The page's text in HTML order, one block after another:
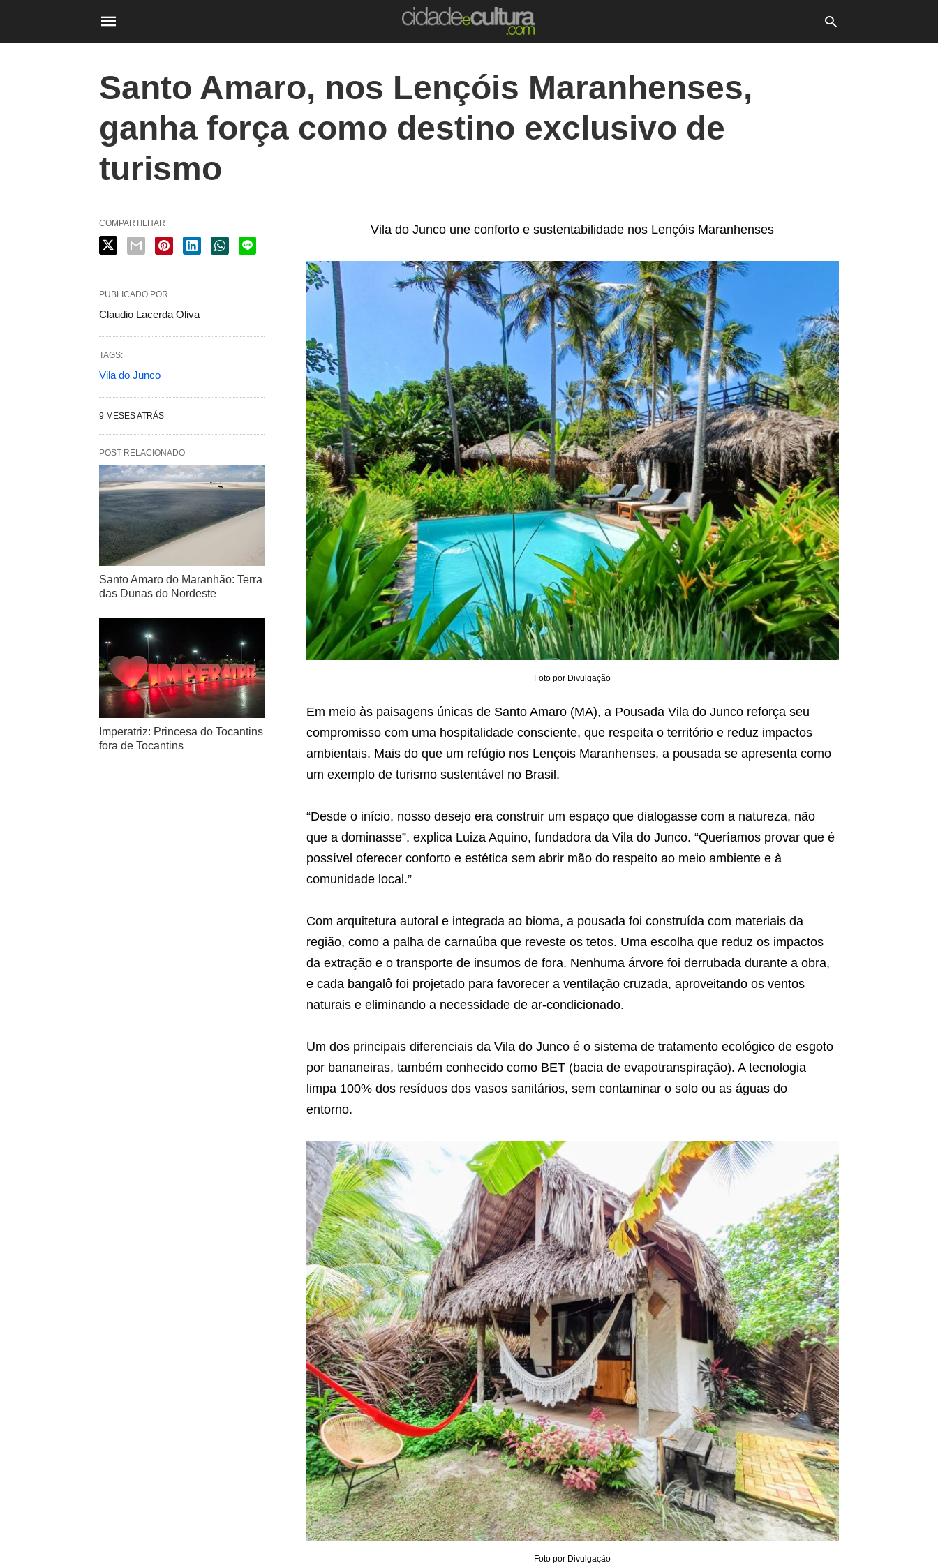
Santo Amaro, nos Lençóis Maranhenses,
ganha força como destino exclusivo de
turismo
Vila do Junco une conforto e sustentabilidade nos Lençóis Maranhenses
Foto por Divulgação
Em meio às paisagens únicas de Santo Amaro (MA), a Pousada Vila do Junco reforça seu
compromisso com uma hospitalidade consciente, que respeita o território e reduz impactos
ambientais. Mais do que um refúgio nos Lençois Maranhenses, a pousada se apresenta como
um exemplo de turismo sustentável no Brasil.
“Desde o início, nosso desejo era construir um espaço que dialogasse com a natureza, não
que a dominasse”, explica Luiza Aquino, fundadora da Vila do Junco. “Queríamos provar que é
possível oferecer conforto e estética sem abrir mão do respeito ao meio ambiente e à
comunidade local.”
Com arquitetura autoral e integrada ao bioma, a pousada foi construída com materiais da
região, como a palha de carnaúba que reveste os tetos. Uma escolha que reduz os impactos
da extração e o transporte de insumos de fora. Nenhuma árvore foi derrubada durante a obra,
e cada bangalô foi projetado para favorecer a ventilação cruzada, aproveitando os ventos
naturais e eliminando a necessidade de ar-condicionado.
Um dos principais diferenciais da Vila do Junco é o sistema de tratamento ecológico de esgoto
por bananeiras, também conhecido como BET (bacia de evapotranspiração). A tecnologia
limpa 100% dos resíduos dos vasos sanitários, sem contaminar o solo ou as águas do
entorno.
Foto por Divulgação
COMPARTILHAR
PUBLICADO POR
Claudio Lacerda Oliva
TAGS:
Vila do Junco
9 MESES ATRÁS
POST RELACIONADO
Santo Amaro do Maranhão: Terra
das Dunas do Nordeste
Imperatriz: Princesa do Tocantins
fora de Tocantins